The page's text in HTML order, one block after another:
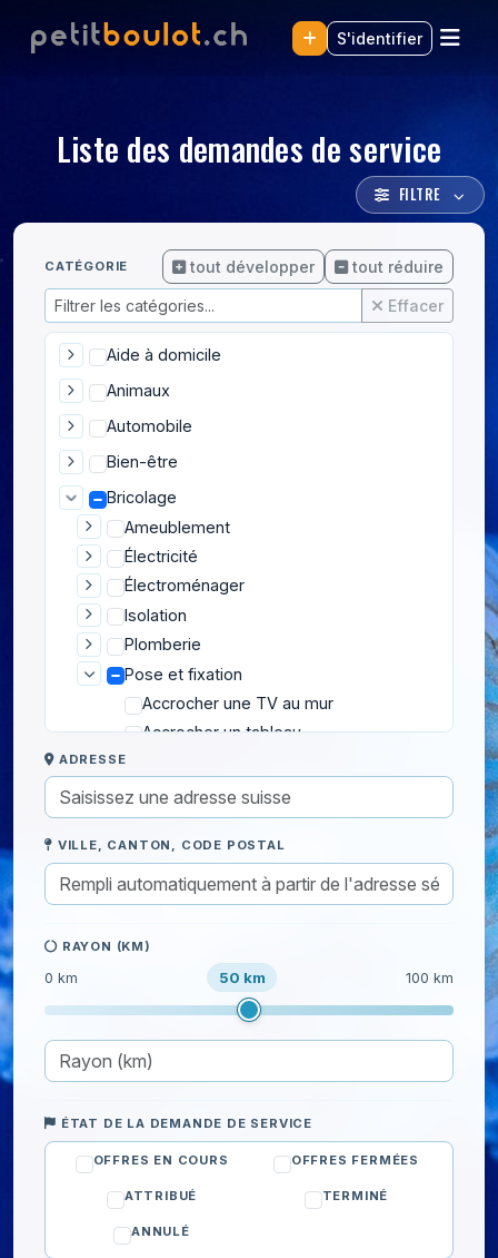
S'identifier
Liste des demandes de service
FILTRE
CATÉGORIE tout développer tout réduire
Effacer
Aide à domicile
Animaux
Automobile
Bien-être
Bricolage
Ameublement
Électricité
Électroménager
Isolation
Plomberie
Pose et fixation
Accrocher une TV au mur
Accrocher un tableau
Fixation d'étagères
Fixer des éléments au mur
Installation de store intérieur
Installer un pare-baignoire
Pose de barre de douche
Pose de clôture extérieure
Pose de crédence
Pose de hotte aspirante
Pose de lampes et luminaires
Pose de miroir
Pose de paroi de douche
Pose de tringles à rideaux
Remplacer une porte
Rénovation des murs
Rénovation des sols
Réparation
ADRESSE
VILLE, CANTON, CODE POSTAL
RAYON (KM)
0 km 50 km 100 km
ÉTAT DE LA DEMANDE DE SERVICE
OFFRES EN COURS OFFRES FERMÉES
ATTRIBUÉ TERMINÉ
ANNULÉ